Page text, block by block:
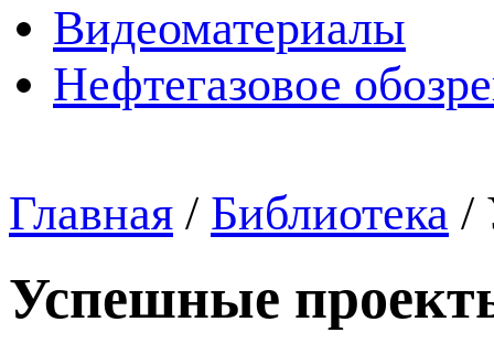
Видеоматериалы
Нефтегазовое
Главная / Библиотека /
Успешные